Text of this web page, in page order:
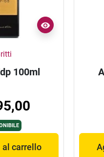
100ml
al carrello